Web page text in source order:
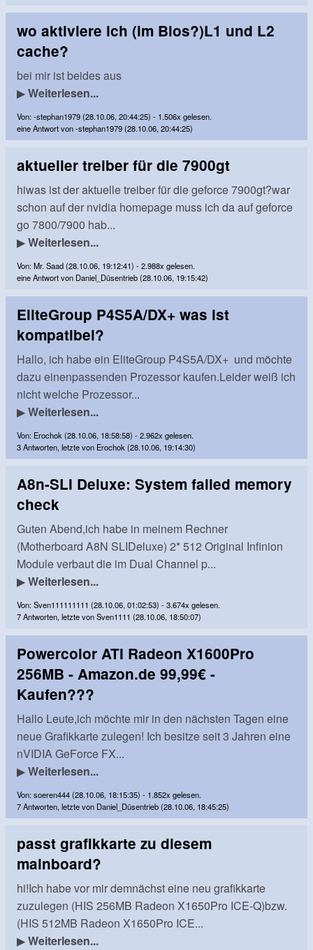
wo aktiviere ich (im Bios?)L1 und L2
cache?
bei mir ist beides aus
▶Weiterlesen...
Von: -stephan1979 (28.10.06, 20:44:25) - 1.506x gelesen.
eine Antwort von -stephan1979 (28.10.06, 20:44:25)
aktueller treiber für die 7900gt
hiwas ist der aktuelle treiber für die geforce 7900gt?war
schon auf der nvidia homepage muss ich da auf geforce
go 7800/7900 hab...
▶Weiterlesen...
Von: Mr. Saad (28.10.06, 19:12:41) - 2.988x gelesen.
eine Antwort von Daniel_Düsentrieb (28.10.06, 19:15:42)
EliteGroup P4S5A/DX+ was ist
kompatibel?
Hallo, ich habe ein EliteGroup P4S5A/DX+ und möchte
dazu einenpassenden Prozessor kaufen.Leider weiß ich
nicht welche Prozessor...
▶Weiterlesen...
Von: Erochok (28.10.06, 18:58:58) - 2.962x gelesen.
3 Antworten, letzte von Erochok (28.10.06, 19:14:30)
A8n-SLI Deluxe: System failed memory
check
Guten Abend,ich habe in meinem Rechner
(Motherboard A8N SLIDeluxe) 2* 512 Original Infinion
Module verbaut die im Dual Channel p...
▶Weiterlesen...
Von: Sven111111111 (28.10.06, 01:02:53) - 3.674x gelesen.
7 Antworten, letzte von Sven1111 (28.10.06, 18:50:07)
Powercolor ATI Radeon X1600Pro
256MB - Amazon.de 99,99€ -
Kaufen???
Hallo Leute,ich möchte mir in den nächsten Tagen eine
neue Grafikkarte zulegen! Ich besitze seit 3 Jahren eine
nVIDIA GeForce FX...
▶Weiterlesen...
Von: soeren444 (28.10.06, 18:15:35) - 1.852x gelesen.
7 Antworten, letzte von Daniel_Düsentrieb (28.10.06, 18:45:25)
passt grafikkarte zu diesem
mainboard?
hi!Ich habe vor mir demnächst eine neu grafikkarte
zuzulegen (HIS 256MB Radeon X1650Pro ICE-Q)bzw.
(HIS 512MB Radeon X1650Pro ICE...
▶Weiterlesen...